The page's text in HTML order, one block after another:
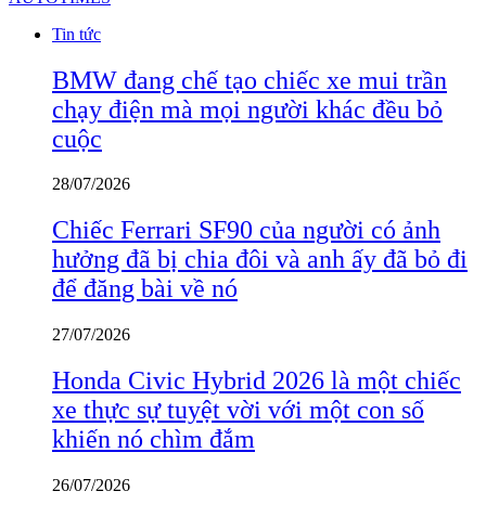
Tin tức
BMW đang chế tạo chiếc xe mui trần
chạy điện mà mọi người khác đều bỏ
cuộc
28/07/2026
Chiếc Ferrari SF90 của người có ảnh
hưởng đã bị chia đôi và anh ấy đã bỏ đi
để đăng bài về nó
27/07/2026
Honda Civic Hybrid 2026 là một chiếc
xe thực sự tuyệt vời với một con số
khiến nó chìm đắm
26/07/2026